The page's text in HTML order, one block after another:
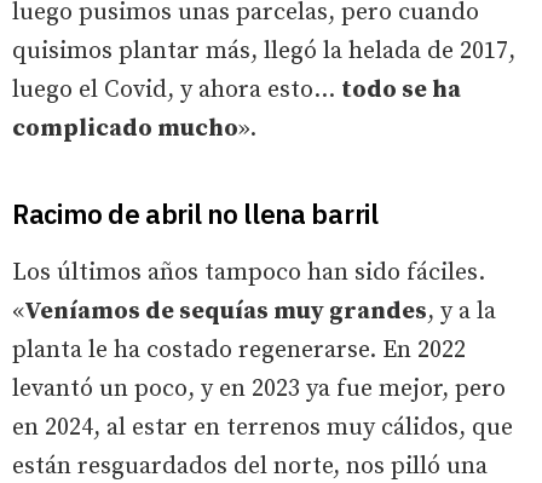
luego pusimos unas parcelas, pero cuando
quisimos plantar más, llegó la helada de 2017,
luego el Covid, y ahora esto… todo se ha
complicado mucho».
Racimo de abril no llena barril
Los últimos años tampoco han sido fáciles.
«Veníamos de sequías muy grandes, y a la
planta le ha costado regenerarse. En 2022
levantó un poco, y en 2023 ya fue mejor, pero
en 2024, al estar en terrenos muy cálidos, que
están resguardados del norte, nos pilló una